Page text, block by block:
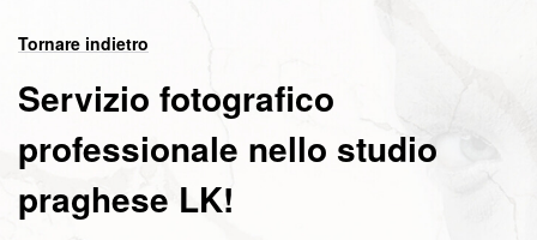
Tornare indietro
Servizio fotografico
professionale nello studio
praghese LK!